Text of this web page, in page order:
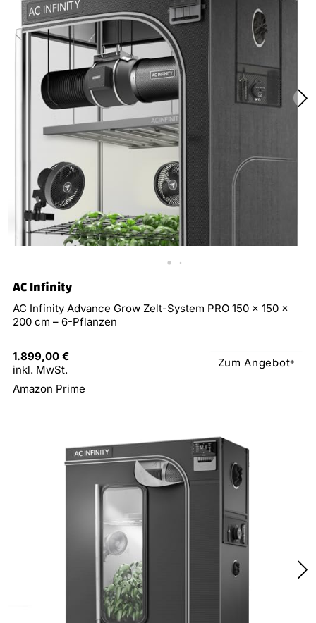
AC Infinity
AC Infinity Advance Grow Zelt-System PRO 150 x 150 x
200 cm – 6-Pflanzen
1.899,00 €
inkl. MwSt.
Zum Angebot*
Amazon Prime